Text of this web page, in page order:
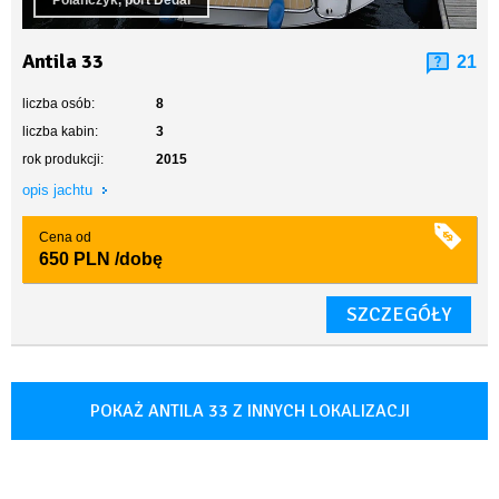
Antila 33 21
liczba osób:
8
liczba kabin:
3
rok produkcji:
2015
opis jachtu
Cena od
650 PLN /dobę
SZCZEGÓŁY
POKAŻ ANTILA 33 Z INNYCH LOKALIZACJI